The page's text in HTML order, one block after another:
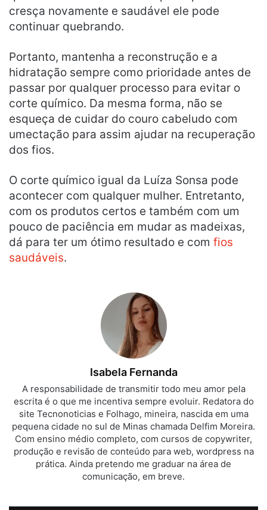
cresça novamente e saudável ele pode
continuar quebrando.
Portanto, mantenha a reconstrução e a
hidratação sempre como prioridade antes de
passar por qualquer processo para evitar o
corte químico. Da mesma forma, não se
esqueça de cuidar do couro cabeludo com
umectação para assim ajudar na recuperação
dos fios.
O corte químico igual da Luíza Sonsa pode
acontecer com qualquer mulher. Entretanto,
com os produtos certos e também com um
pouco de paciência em mudar as madeixas,
dá para ter um ótimo resultado e com fios
saudáveis.
Isabela Fernanda
A responsabilidade de transmitir todo meu amor pela
escrita é o que me incentiva sempre evoluir. Redatora do
site Tecnonoticias e Folhago, mineira, nascida em uma
pequena cidade no sul de Minas chamada Delfim Moreira.
Com ensino médio completo, com cursos de copywriter,
produção e revisão de conteúdo para web, wordpress na
prática. Ainda pretendo me graduar na área de
comunicação, em breve.